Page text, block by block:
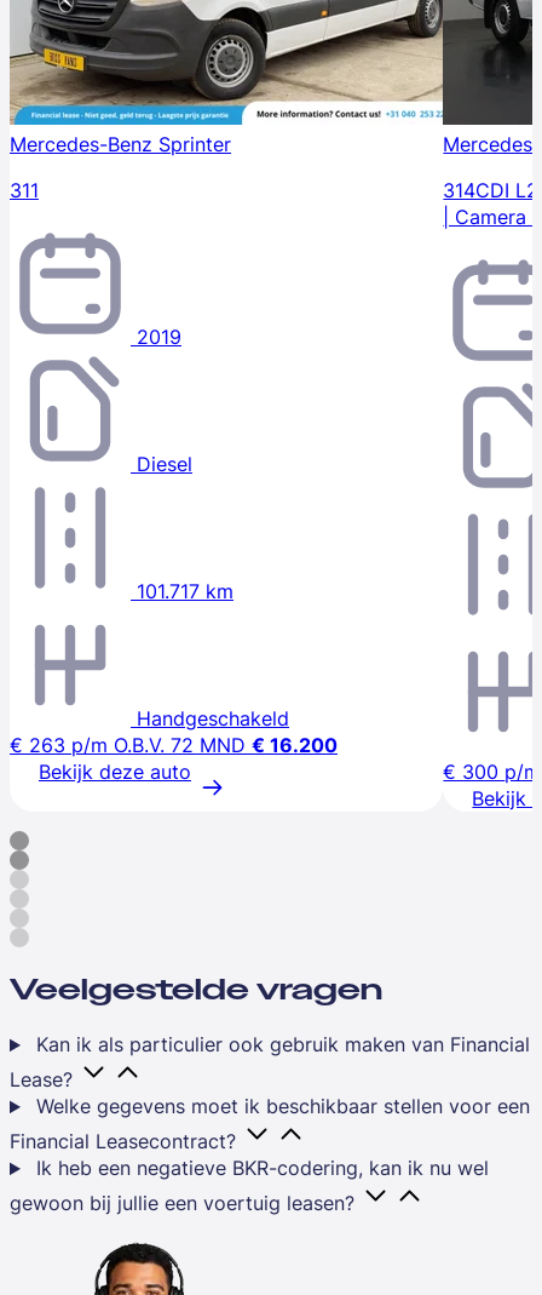
Mercedes-Benz Sprinter
311
2019
Diesel
101.717 km
Handgeschakeld
€ 263 p/m O.B.V. 72 MND € 16.200
Bekijk deze auto
314CDI
| Camera
€ 300 p/m
Bekijk
Veelgestelde vragen
Kan ik als particulier ook gebruik maken van Financial
Lease?
Welke gegevens moet ik beschikbaar stellen voor een
Financial Leasecontract?
Ik heb een negatieve BKR-codering, kan ik nu wel
gewoon bij jullie een voertuig leasen?